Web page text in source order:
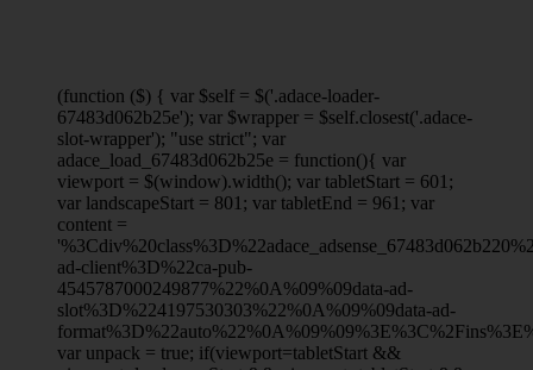
(function ($) { var $self = $('.adace-loader-
67483d062b25e'); var $wrapper = $self.closest('.adace-
slot-wrapper'); "use strict"; var
adace_load_67483d062b25e = function(){ var
viewport = $(window).width(); var tabletStart = 601;
var landscapeStart = 801; var tabletEnd = 961; var
content =
ad-client%3D%22ca-pub-
4545787000249877%22%0A%09%09data-ad-
slot%3D%224197530303%22%0A%09%09data-ad-
var unpack = true; if(viewport=tabletStart &&